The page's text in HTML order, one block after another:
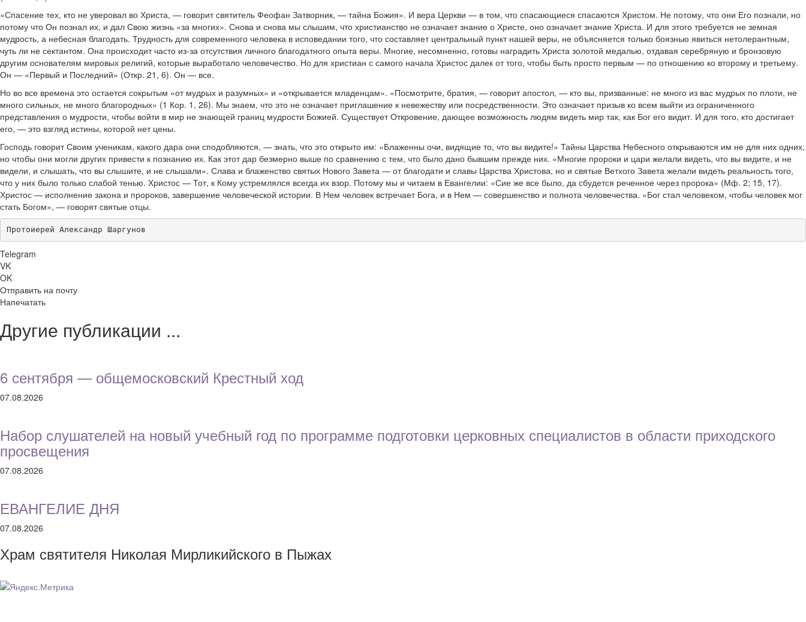
«Спасение тех, кто не уверовал во Христа, — говорит святитель Феофан Затворник, — тайна Божия». И вера Церкви — в том, что спасающиеся спасаются Христом. Не потому, что они Его познали, но
потому что Он познал их, и дал Свою жизнь «за многих». Снова и снова мы слышим, что христианство не означает знание о Христе, оно означает знание Христа. И для этого требуется не земная
мудрость, а небесная благодать. Трудность для современного человека в исповедании того, что составляет центральный пункт нашей веры, не объясняется только боязнью явиться нетолерантным,
чуть ли не сектантом. Она происходит часто из-за отсутствия личного благодатного опыта веры. Многие, несомненно, готовы наградить Христа золотой медалью, отдавая серебряную и бронзовую
другим основателям мировых религий, которые выработало человечество. Но для христиан с самого начала Христос далек от того, чтобы быть просто первым — по отношению ко второму и третьему.
Он — «Первый и Последний» (Откр. 21, 6). Он — все.
Но во все времена это остается сокрытым «от мудрых и разумных» и «открывается младенцам». «Посмотрите, братия, — говорит апостол, — кто вы, призванные: не много из вас мудрых по плоти, не
много сильных, не много благородных» (1 Кор. 1, 26). Мы знаем, что это не означает приглашение к невежеству или посредственности. Это означает призыв ко всем выйти из ограниченного
представления о мудрости, чтобы войти в мир не знающей границ мудрости Божией. Существует Откровение, дающее возможность людям видеть мир так, как Бог его видит. И для того, кто достигает
его, — это взгляд истины, которой нет цены.
Господь говорит Своим ученикам, какого дара они сподобляются, — знать, что это открыто им: «Блаженны очи, видящие то, что вы видите!» Тайны Царства Небесного открываются им не для них одних,
но чтобы они могли других привести к познанию их. Как этот дар безмерно выше по сравнению с тем, что было дано бывшим прежде них. «Многие пророки и цари желали видеть, что вы видите, и не
видели, и слышать, что вы слышите, и не слышали». Слава и блаженство святых Нового Завета — от благодати и славы Царства Христова, но и святые Ветхого Завета желали видеть реальность того,
что у них было только слабой тенью. Христос — Тот, к Кому устремлялся всегда их взор. Потому мы и читаем в Евангелии: «Сие же все было, да сбудется реченное через пророка» (Мф. 2; 15, 17).
Христос — исполнение закона и пророков, завершение человеческой истории. В Нем человек встречает Бога, и в Нем — совершенство и полнота человечества. «Бог стал человеком, чтобы человек мог
стать Богом», — говорят святые отцы.
Протоиерей Александр Шаргунов
Telegram
VK
OK
Отправить на почту
Напечатать
Другие публикации ...
6 сентября — общемосковский Крестный ход
07.08.2026
Набор слушателей на новый учебный год по программе подготовки церковных специалистов в области приходского
просвещения
07.08.2026
ЕВАНГЕЛИЕ ДНЯ
07.08.2026
Храм святителя Николая Мирликийского в Пыжах